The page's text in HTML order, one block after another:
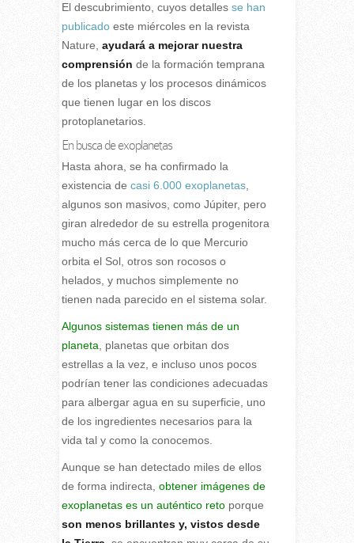
El descubrimiento, cuyos detalles se han
publicadoeste miércoles en la revista
Nature, ayudará a mejorar nuestra
comprensión de la formación temprana
de los planetas y los procesos dinámicos
que tienen lugar en los discos
protoplanetarios.
En busca de exoplanetas
Hasta ahora, se ha confirmado la
existencia de casi 6.000 exoplanetas,
algunos son masivos, como Júpiter, pero
giran alrededor de su estrella progenitora
mucho más cerca de lo que Mercurio
orbita el Sol, otros son rocosos o
helados, y muchos simplemente no
tienen nada parecido en el sistema solar.
Algunos sistemas tienen más de un
planeta, planetas que orbitan dos
estrellas a la vez, e incluso unos pocos
podrían tener las condiciones adecuadas
para albergar agua en su superficie, uno
de los ingredientes necesarios para la
vida tal y como la conocemos.
Aunque se han detectado miles de ellos
de forma indirecta, obtener imágenes de
exoplanetas es un auténtico retoporque
son menos brillantes y, vistos desde